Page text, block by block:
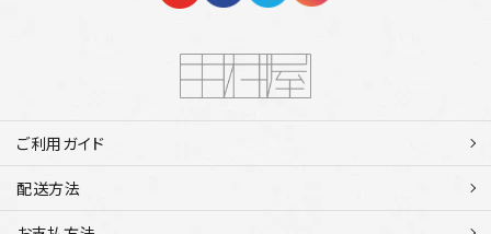
ご利用ガイド
配送方法